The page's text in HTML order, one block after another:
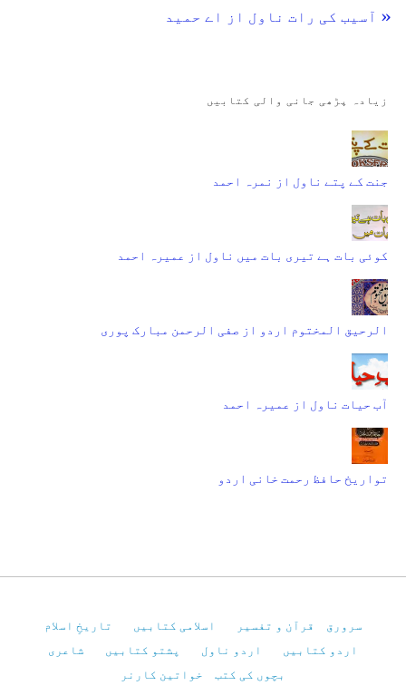
« آسیب کی رات ناول از اے حمید
زیادہ پڑھی جانی والی کتابیں
جنت کے پتے ناول از نمرہ احمد
کوئی بات ہے تیری بات میں ناول از عمیرہ احمد
الرحیق المختوم اردو از صفی الرحمن مبارک پوری
آب حیات ناول از عمیرہ احمد
تواریخ حافظ رحمت خانی اردو
سرورق قرآن و تفسیر اسلامی کتابیں
تاریخِ اسلام
اردو کتابیں
اردو ناول پشتو کتابیں
شاعری
بچوں کی کتب
خواتین کارنر